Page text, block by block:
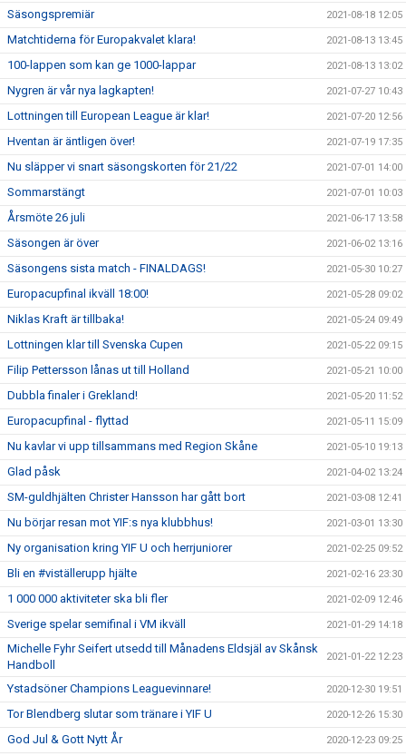
Säsongspremiär 2021-08-18 12:05
Matchtiderna för Europakvalet klara! 2021-08-13 13:45
100-lappen som kan ge 1000-lappar 2021-08-13 13:02
Nygren är vår nya lagkapten! 2021-07-27 10:43
Lottningen till European League är klar! 2021-07-20 12:56
Hventan är äntligen över! 2021-07-19 17:35
Nu släpper vi snart säsongskorten för 21/22 2021-07-01 14:00
Sommarstängt 2021-07-01 10:03
Årsmöte 26 juli 2021-06-17 13:58
Säsongen är över 2021-06-02 13:16
Säsongens sista match - FINALDAGS! 2021-05-30 10:27
Europacupfinal ikväll 18:00! 2021-05-28 09:02
Niklas Kraft är tillbaka! 2021-05-24 09:49
Lottningen klar till Svenska Cupen 2021-05-22 09:15
Filip Pettersson lånas ut till Holland 2021-05-21 10:00
Dubbla finaler i Grekland! 2021-05-20 11:52
Europacupfinal - flyttad 2021-05-11 15:09
Nu kavlar vi upp tillsammans med Region Skåne 2021-05-10 19:13
Glad påsk 2021-04-02 13:24
SM-guldhjälten Christer Hansson har gått bort 2021-03-08 12:41
Nu börjar resan mot YIF:s nya klubbhus! 2021-03-01 13:30
Ny organisation kring YIF U och herrjuniorer 2021-02-25 09:52
Bli en #viställerupp hjälte 2021-02-16 23:30
1 000 000 aktiviteter ska bli fler 2021-02-09 12:46
Sverige spelar semifinal i VM ikväll 2021-01-29 14:18
Michelle Fyhr Seifert utsedd till Månadens Eldsjäl av Skånsk
Handboll
2021-01-22 12:23
Ystadsöner Champions Leaguevinnare! 2020-12-30 19:51
Tor Blendberg slutar som tränare i YIF U 2020-12-26 15:30
God Jul & Gott Nytt År 2020-12-23 09:25